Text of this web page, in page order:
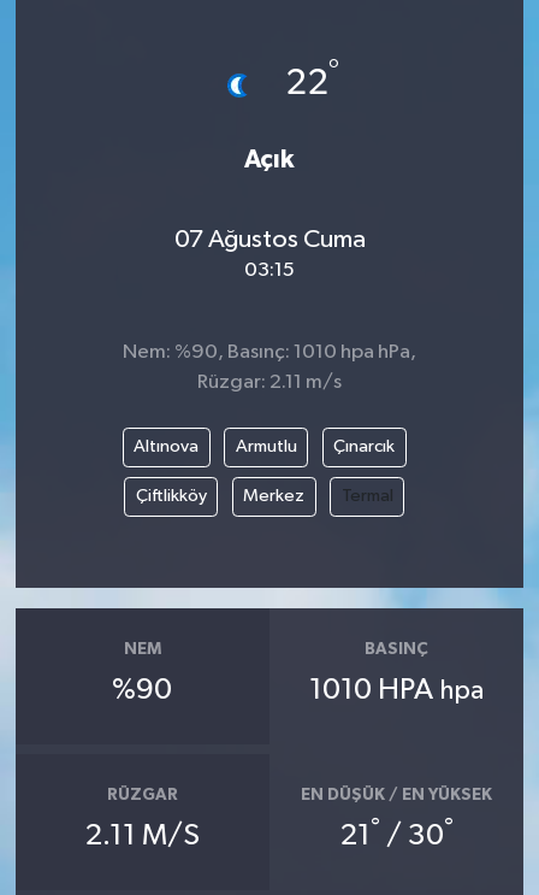
22°
Açık
07 Ağustos Cuma
03:15
Nem: %90, Basınç: 1010 hpa hPa,
Rüzgar: 2.11 m/s
Altınova Armutlu Çınarcık
Çiftlikköy Merkez Termal
NEM
%90
BASINÇ
1010 HPA hpa
RÜZGAR
2.11 M/S
EN DÜŞÜK / EN YÜKSEK
21 ° / 30°
Korkut
Malazgirt